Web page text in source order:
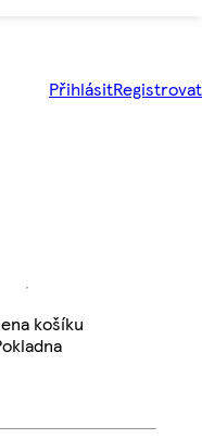
PřihlásitRegistrovat
Aktuální cena košíku
košíku